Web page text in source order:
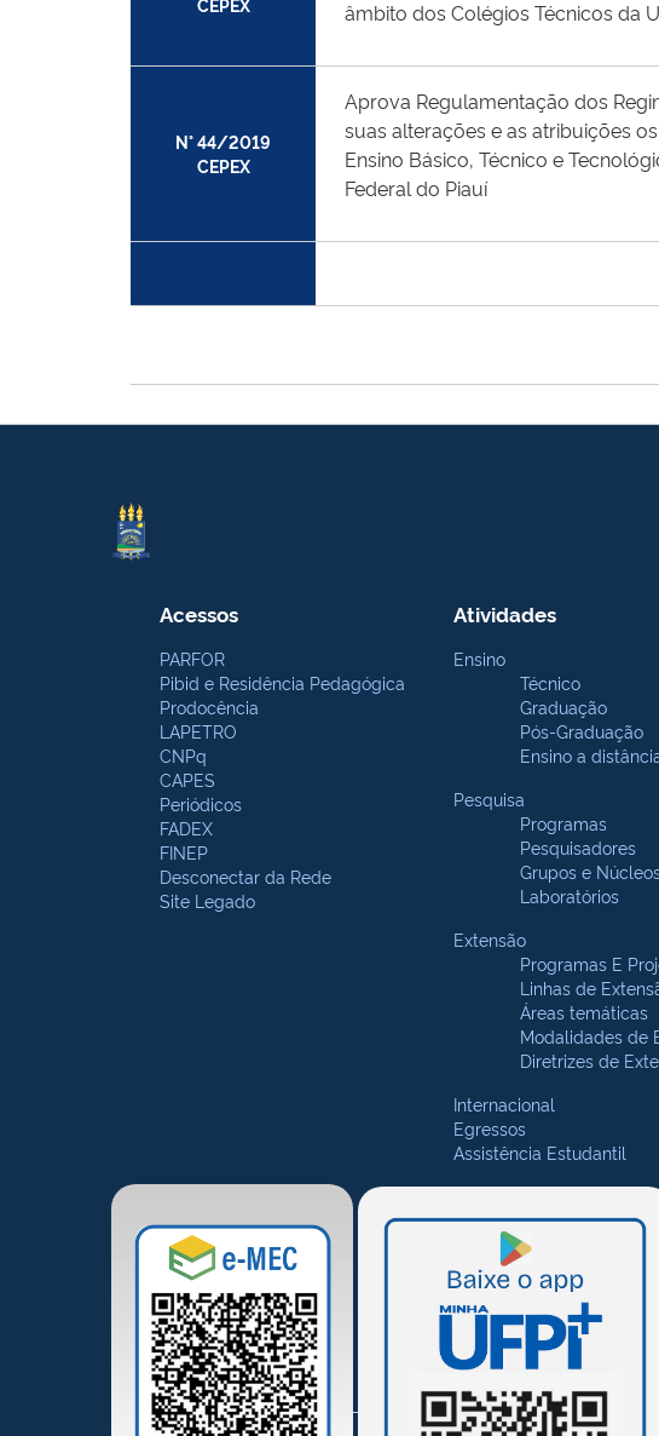
âmbito dos Colégios Técnicos da
N° 44/2019
CEPEX
Aprova Regulamentação dos
suas alterações e as atribuições
Ensino Básico, Técnico e
Federal do Piauí
Acessos
PARFOR
Pibid e Residência Pedagógica
Prodocência
LAPETRO
CNPq
CAPES
Periódicos
FADEX
FINEP
Desconectar da Rede
Site Legado
Atividades
Ensino
Técnico
Graduação
Pós-Graduação
Ensino a
Pesquisa
Programas
Pesquisadores
Grupos e
Laboratórios
Extensão
Programas E
Linhas de
Áreas temáticas
Modalidades de
Diretrizes de
Internacional
Egressos
Assistência Estudantil